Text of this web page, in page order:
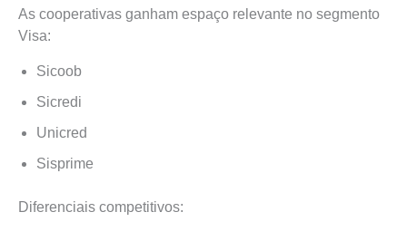
As cooperativas ganham espaço relevante no segmento
Visa:
Sicoob
Sicredi
Unicred
Sisprime
Diferenciais competitivos: